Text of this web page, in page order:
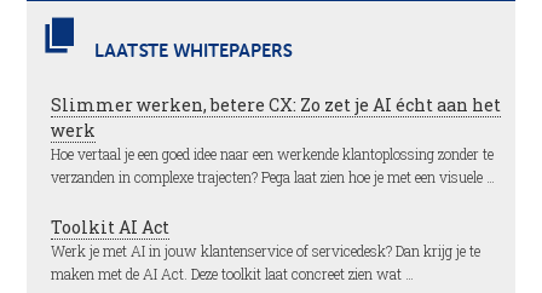
LAATSTE WHITEPAPERS
Slimmer werken, betere CX: Zo zet je AI écht aan het
werk
Hoe vertaal je een goed idee naar een werkende klantoplossing zonder te
verzanden in complexe trajecten? Pega laat zien hoe je met een visuele …
Toolkit AI Act
Werk je met AI in jouw klantenservice of servicedesk? Dan krijg je te
maken met de AI Act. Deze toolkit laat concreet zien wat …